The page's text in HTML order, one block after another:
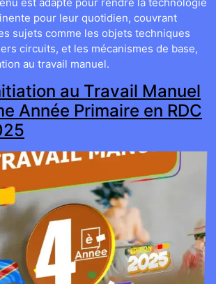
pour leur quotidien, couvrant
sujets comme les objets techniques
circuits, et les mécanismes de base,
au travail manuel.
au Travail Manuel
Année Primaire en RDC